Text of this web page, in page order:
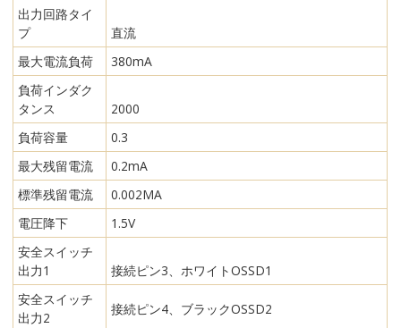
出力回路タイ
プ
直流
最大電流負荷
380mA
負荷インダク
タンス
2000
負荷容量
0.3
最大残留電流
0.2mA
標準残留電流
0.002MA
電圧降下
1.5V
安全スイッチ
出力1
接続ピン3、ホワイトOSSD1
安全スイッチ
出力2
接続ピン4、ブラックOSSD2